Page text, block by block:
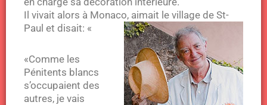
Il vivait alors à Monaco, aimait le village de St-
Paul et disait: «
«Comme les
Pénitents blancs
s’occupaient des
autres, je vais